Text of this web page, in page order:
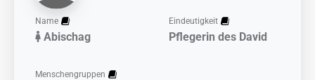
Permanenter Link
Artikelinformationen
Artikel zitieren
Name
Abischag
Eindeutigkeit
Pflegerin des David
Menschengruppen